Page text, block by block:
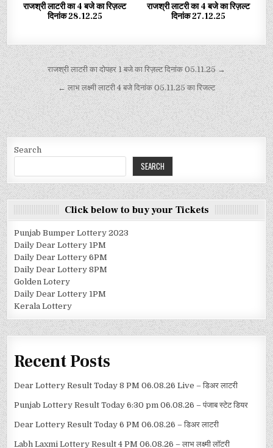
राजश्री लाटरी का 4 बजे का रिज़ल्ट
दिनांक 28.12.25
राजश्री लाटरी का 4 बजे का रिज़ल्ट
दिनांक 27.12.25
राजश्री लाटरी का दोपहर 1 बजे का रिज़ल्ट दिनांक 05.11.25 →
← लाभ लक्ष्मी लाटरी 4 बजे दिनांक 05.11.25 का रिजल्ट
Search
SEARCH
Click below to buy your Tickets
Punjab Bumper Lottery 2023
Daily Dear Lottery 1PM
Daily Dear Lottery 6PM
Daily Dear Lottery 8PM
Golden Lotery
Daily Dear Lottery 1PM
Kerala Lottery
Recent Posts
Dear Lottery Result Today 8 PM 06.08.26 Live – डिअर लाटरी
Punjab Lottery Result Today 6:30 pm 06.08.26 – पंजाब स्टेट डियर
Dear Lottery Result Today 6 PM 06.08.26 – डिअर लाटरी
Labh Laxmi Lottery Result 4 PM 06.08.26 – लाभ लक्ष्मी लॉटरी